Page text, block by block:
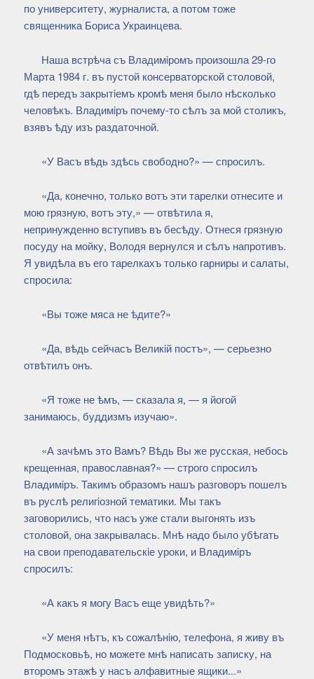
по университету, журналиста, а потом тоже
священника Бориса Украинцева.
Наша встрѣча съ Владимiромъ произошла 29-го
Марта 1984 г. въ пустой консерваторской столовой,
гдѣ передъ закрытiемъ кромѣ меня было нѣсколько
человѣкъ. Владимiръ почему-то сѣлъ за мой столикъ,
взявъ ѣду изъ раздаточной.
«У Васъ вѣдь здѣсь свободно?» — спросилъ.
«Да, конечно, только вотъ эти тарелки отнесите и
мою грязную, вотъ эту,» — отвѣтила я,
непринужденно вступивъ въ бесѣду. Отнеся грязную
посуду на мойку, Володя вернулся и сѣлъ напротивъ.
Я увидѣла въ его тарелкахъ только гарниры и салаты,
спросила:
«Вы тоже мяса не ѣдите?»
«Да, вѣдь сейчасъ Великiй постъ», — серьезно
отвѣтилъ онъ.
«Я тоже не ѣмъ, — сказала я, — я йогой
занимаюсь, буддизмъ изучаю».
«А зачѣмъ это Вамъ? Вѣдь Вы же русская, небось
крещенная, православная?» — строго спросилъ
Владимiръ. Такимъ образомъ нашъ разговоръ пошелъ
въ руслѣ религiозной тематики. Мы такъ
заговорились, что насъ уже стали выгонять изъ
столовой, она закрывалась. Мнѣ надо было убѣгать
на свои преподавательскiе уроки, и Владимiръ
спросилъ:
«А какъ я могу Васъ еще увидѣть?»
«У меня нѣтъ, къ сожалѣнiю, телефона, я живу въ
Подмосковьѣ, но можете мнѣ написать записку, на
второмъ этажѣ у насъ алфавитные ящики...»